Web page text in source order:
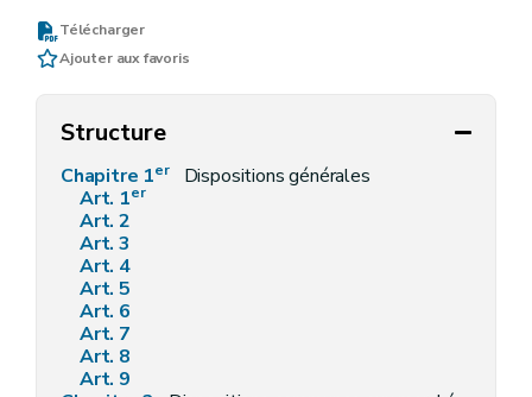
Télécharger
Ajouter aux favoris
Structure
Chapitre 1er
Dispositions générales
Art. 1er
Art. 2
Art. 3
Art. 4
Art. 5
Art. 6
Art. 7
Art. 8
Art. 9